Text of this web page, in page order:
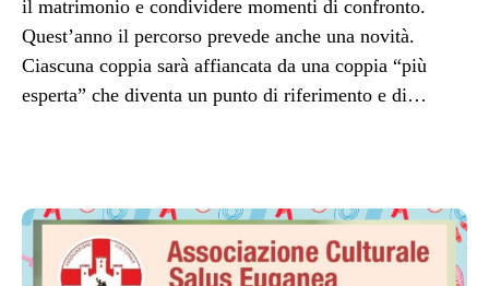
il matrimonio e condividere momenti di confronto.
Quest’anno il percorso prevede anche una novità.
Ciascuna coppia sarà affiancata da una coppia “più
esperta” che diventa un punto di riferimento e di…